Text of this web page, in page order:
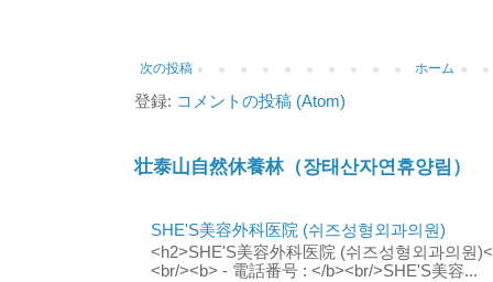
次の投稿 ホーム
登録: コメントの投稿 (Atom)
壮泰山自然休養林（장태산자연휴양림）
SHE'S美容外科医院 (쉬즈성형외과의원)
<h2>SHE'S美容外科医院 (쉬즈성형외과의원
<br/><b> - 電話番号 : </b><br/>SHE'S美容...